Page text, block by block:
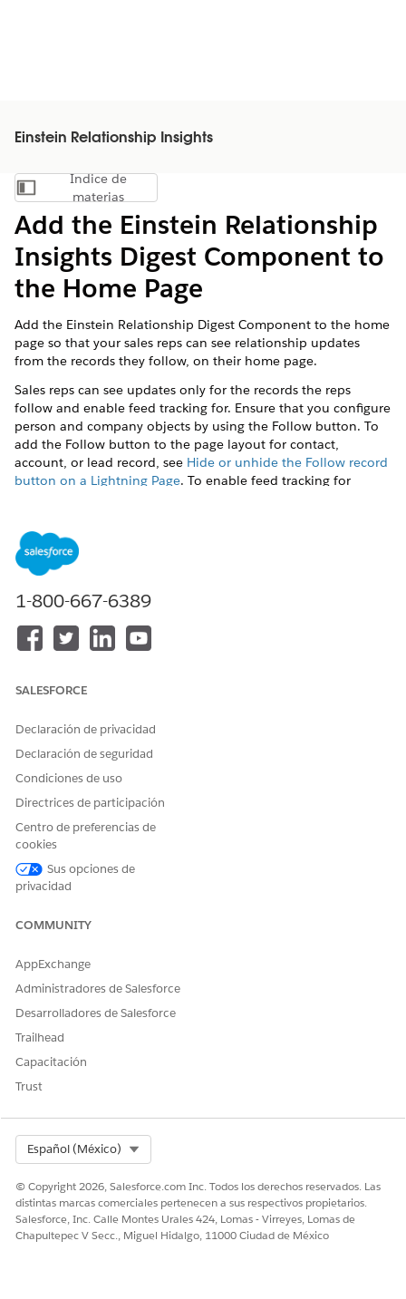
Einstein Relationship Insights
Mostrar índice de materias
Índice de
materias
Add the Einstein Relationship
Insights Digest Component to
the Home Page
Add the Einstein Relationship Digest Component to the home
page so that your sales reps can see relationship updates
from the records they follow, on their home page.
Sales reps can see updates only for the records the reps
follow and enable feed tracking for. Ensure that you configure
person and company objects by using the Follow button. To
add the Follow button to the page layout for contact,
account, or lead record, see Hide or unhide the Follow record
button on a Lightning Page. To enable feed tracking for
To add the Einstein Relationship Insights Digest component
to the home Page:
From the settings menu for the home page, click
Page
Drag the Einstein Relationship Insights Digest component
onto the home page.
Save your changes.
¿RESOLVIÓ ESTE ARTÍCULO SU PROBLEMA?
¡Háganos saber cómo podemos mejorar!
1-800-667-6389
SALESFORCE
Declaración de privacidad
Declaración de seguridad
Condiciones de uso
Directrices de participación
Centro de preferencias de
cookies
Sus opciones de
privacidad
COMMUNITY
AppExchange
Administradores de Salesforce
Desarrolladores de Salesforce
Trailhead
Capacitación
Trust
Español (México)
© Copyright 2026, Salesforce.com Inc. Todos los derechos reservados. Las
distintas marcas comerciales pertenecen a sus respectivos propietarios.
Salesforce, Inc. Calle Montes Urales 424, Lomas - Virreyes, Lomas de
Chapultepec V Secc., Miguel Hidalgo, 11000 Ciudad de México